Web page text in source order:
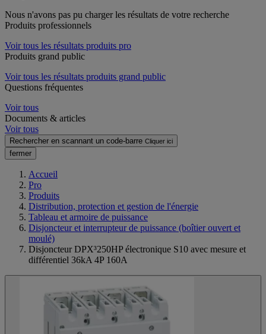
Nous n'avons pas pu charger les résultats de votre recherche
Produits professionnels
Voir tous les résultats produits pro
Produits grand public
Voir tous les résultats produits grand public
Questions fréquentes
Voir tous
Documents & articles
Voir tous
Rechercher en scannant un code-barre Cliquer ici
fermer
Accueil
Pro
Produits
Distribution, protection et gestion de l'énergie
Tableau et armoire de puissance
Disjoncteur et interrupteur de puissance (boîtier ouvert et
moulé)
Disjoncteur DPX³250HP électronique S10 avec mesure et
différentiel 36kA 4P 160A